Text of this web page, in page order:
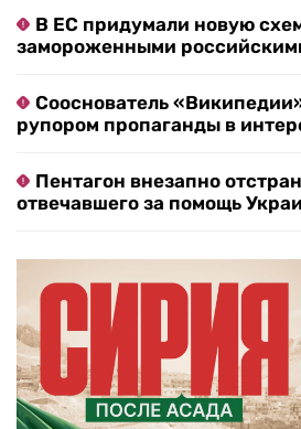
В ЕС придумали новую
замороженными
Сооснователь
рупором пропаганды в
Пентагон внезапно
отвечавшего за помощь